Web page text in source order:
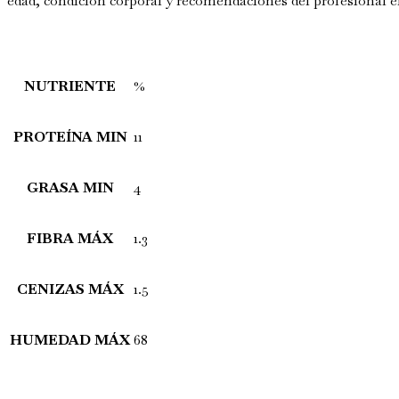
NUTRIENTE %
PROTEÍNA MIN 11
GRASA MIN 4
FIBRA MÁX 1.3
CENIZAS MÁX 1.5
HUMEDAD MÁX68